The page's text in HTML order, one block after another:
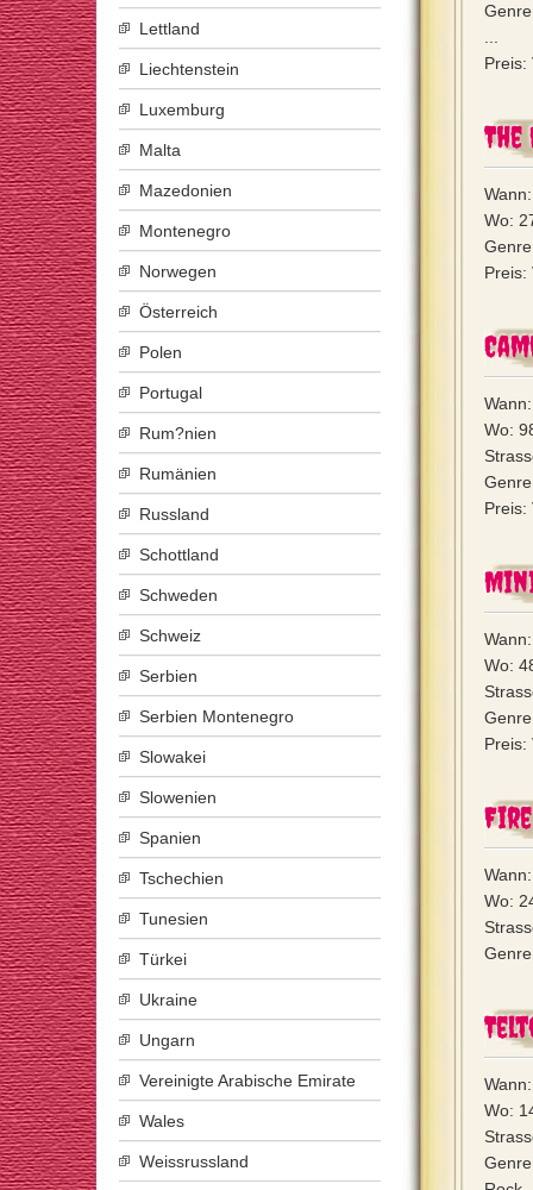
Preis:
Wo:
Preis:
Wo:
Preis:
Wo:
Preis:
Wo:
Wo:
Lettland
Liechtenstein
Luxemburg
Malta
Mazedonien
Montenegro
Norwegen
Österreich
Polen
Portugal
Rum?nien
Rumänien
Russland
Schottland
Schweden
Schweiz
Serbien
Serbien Montenegro
Slowakei
Slowenien
Spanien
Tschechien
Tunesien
Türkei
Ukraine
Ungarn
Vereinigte Arabische Emirate
Wales
Weissrussland